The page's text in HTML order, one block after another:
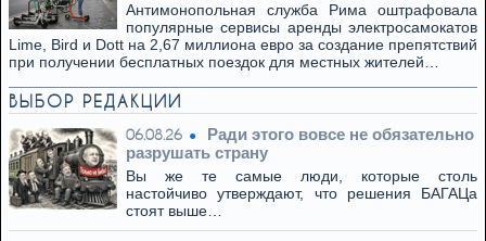
Антимонопольная служба Рима оштрафовала
популярные сервисы аренды электросамокатов
Lime, Bird и Dott на 2,67 миллиона евро за создание препятствий
при получении бесплатных поездок для местных жителей…
ВЫБОР РЕДАКЦИИ
06.08.26
Ради этого вовсе не обязательно
разрушать страну
Вы же те самые люди, которые столь
настойчиво утверждают, что решения БАГАЦа
стоят выше…